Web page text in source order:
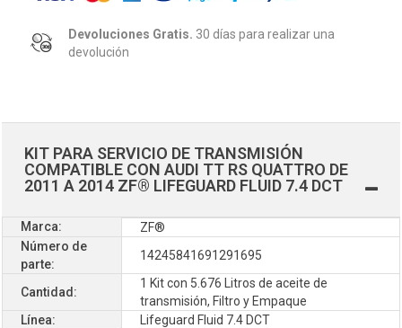
Devoluciones Gratis. 30 días para realizar una
devolución
KIT PARA SERVICIO DE TRANSMISIÓN
COMPATIBLE CON AUDI TT RS QUATTRO DE
2011 A 2014 ZF® LIFEGUARD FLUID 7.4 DCT
Marca:
ZF®
Número de
parte:
14245841691291695
Cantidad:
1 Kit con 5.676 Litros de aceite de
transmisión, Filtro y Empaque
Línea:
Lifeguard Fluid 7.4 DCT